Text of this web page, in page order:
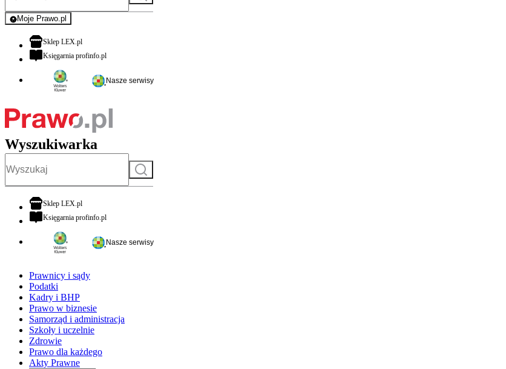
Moje Prawo.pl
- rejestracja i logowanie do serwisu
Sklep LEX.plotwiera się w nowej karcie
Księgarnia profinfo.plotwiera się w nowej karcie
Nasze serwisy
Wyszukiwarka
Szukaj
Sklep LEX.plotwiera się w nowej karcie
Księgarnia profinfo.plotwiera się w nowej karcie
Nasze serwisy
Prawnicy i sądy
Podatki
Kadry i BHP
Prawo w biznesie
Samorząd i administracja
Szkoły i uczelnie
Zdrowie
Prawo dla każdego
Akty Prawne